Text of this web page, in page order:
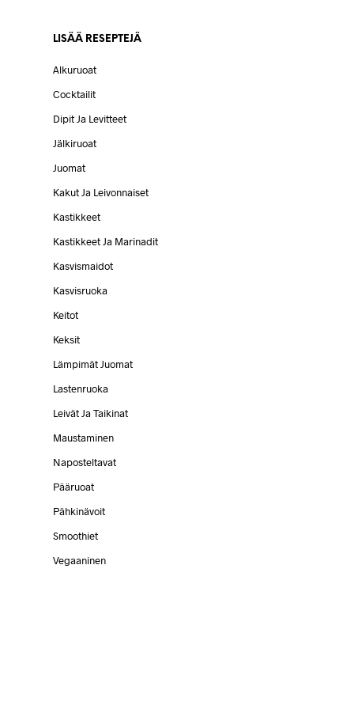
LISÄÄ RESEPTEJÄ
Alkuruoat
Cocktailit
Dipit Ja Levitteet
Jälkiruoat
Juomat
Kakut Ja Leivonnaiset
Kastikkeet
Kastikkeet Ja Marinadit
Kasvismaidot
Kasvisruoka
Keitot
Keksit
Lämpimät Juomat
Lastenruoka
Leivät Ja Taikinat
Maustaminen
Naposteltavat
Pääruoat
Pähkinävoit
Smoothiet
Vegaaninen